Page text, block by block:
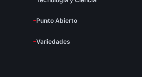
Punto Abierto
Variedades